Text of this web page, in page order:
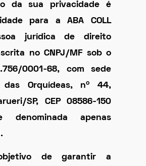
da sua privacidade é
para aABA COLL
jurídica de direito
no CNPJ/MF sob o
0001-68, com sede
Orquídeas, nº 44,
SP, CEP 08586-150
denominada apenas
de garantir a